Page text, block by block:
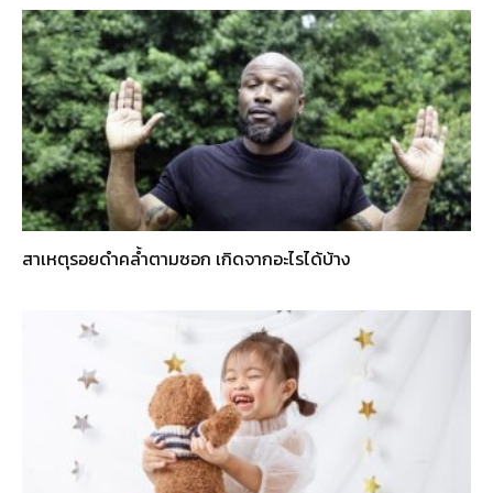
สาเหตุรอยดำคล้ำตามซอก เกิดจากอะไรได้บ้าง